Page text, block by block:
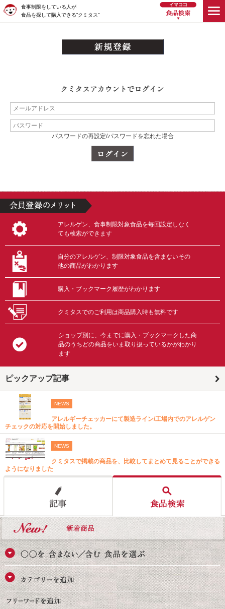
食事制限をしている人が
食品を探して購入できる“クミタス”
パスワードの再設定/パスワードを忘れた場合
アレルゲン、食事制限対象食品を毎回設定しなく
ても検索ができます
自分のアレルゲン、制限対象食品を含まないその
他の商品がわかります
購入・ブックマーク履歴がわかります
クミタスでのご利用は商品購入時も無料です
ショップ別に、今までに購入・ブックマークした商
品のうちどの商品をいま取り扱っているかがわかり
ます
ピックアップ記事
NEWS
アレルギーチェッカーにて製造ライン/工場内でのアレルゲン
チェックの対応を開始しました。
NEWS
クミタスで掲載の商品を、比較してまとめて見ることができる
ようになりました